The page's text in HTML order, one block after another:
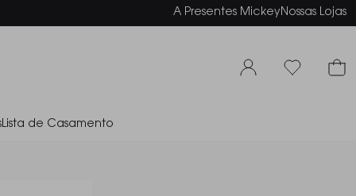
A Presentes MickeyNossas Lojas
Lista de Casamento